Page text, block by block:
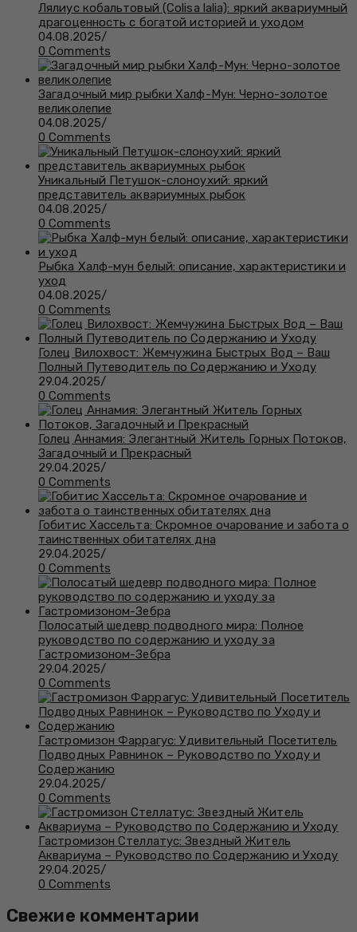
Лялиус кобальтовый (Colisa lalia): яркий аквариумный
драгоценность с богатой историей и уходом
04.08.2025/
0 Comments
Загадочный мир рыбки Халф-Мун: Черно-золотое
великолепие
04.08.2025/
0 Comments
Уникальный Петушок-слоноухий: яркий
представитель аквариумных рыбок
04.08.2025/
0 Comments
Рыбка Халф-мун белый: описание, характеристики и
уход
04.08.2025/
0 Comments
Голец Вилохвост: Жемчужина Быстрых Вод – Ваш
Полный Путеводитель по Содержанию и Уходу
29.04.2025/
0 Comments
Голец Аннамия: Элегантный Житель Горных Потоков,
Загадочный и Прекрасный
29.04.2025/
0 Comments
Гобитис Хассельта: Скромное очарование и забота о
таинственных обитателях дна
29.04.2025/
0 Comments
Полосатый шедевр подводного мира: Полное
руководство по содержанию и уходу за
Гастромизоном-Зебра
29.04.2025/
0 Comments
Гастромизон Фаррагус: Удивительный Посетитель
Подводных Равнинок – Руководство по Уходу и
Содержанию
29.04.2025/
0 Comments
Гастромизон Стеллатус: Звездный Житель
Аквариума – Руководство по Содержанию и Уходу
29.04.2025/
0 Comments
Свежие комментарии